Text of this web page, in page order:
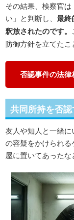
その結果、検察官
い」と判断し、最終
釈放されたのです。
防御方針を立てたこ
否認事件の法律
共同所持を否
友人や知人と一緒に
の容疑をかけられ
屋に置いてあったな